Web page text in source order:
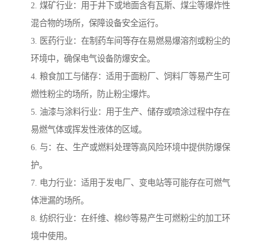
2. 煤矿行业：用于井下或地面含有瓦斯、煤尘等爆炸性
混合物的场所，保障设备安全运行。
3. 医药行业：在制药车间等存在易燃易爆溶剂或粉尘的
环境中，确保电气设备防爆安全。
4. 粮食加工与储存：适用于面粉厂、饲料厂等易产生可
燃性粉尘的场所，防止粉尘爆炸。
5. 油漆与涂料行业：用于生产、储存或喷涂过程中存在
易燃气体或挥发性液体的区域。
6. 与：在、生产或燃料处理等高风险环境中提供防爆保
护。
7. 电力行业：适用于发电厂、变电站等可能存在可燃气
体泄漏的场所。
8. 纺织行业：在纤维、棉纱等易产生可燃粉尘的加工环
境中使用。